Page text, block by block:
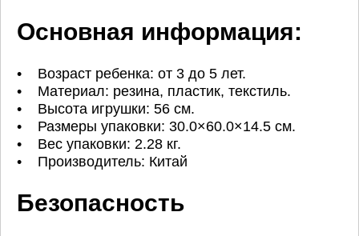
Основная информация:
• Возраст ребенка: от 3 до 5 лет.
• Материал: резина, пластик, текстиль.
• Высота игрушки: 56 см.
• Размеры упаковки: 30.0×60.0×14.5 см.
• Вес упаковки: 2.28 кг.
• Производитель: Китай
Безопасность